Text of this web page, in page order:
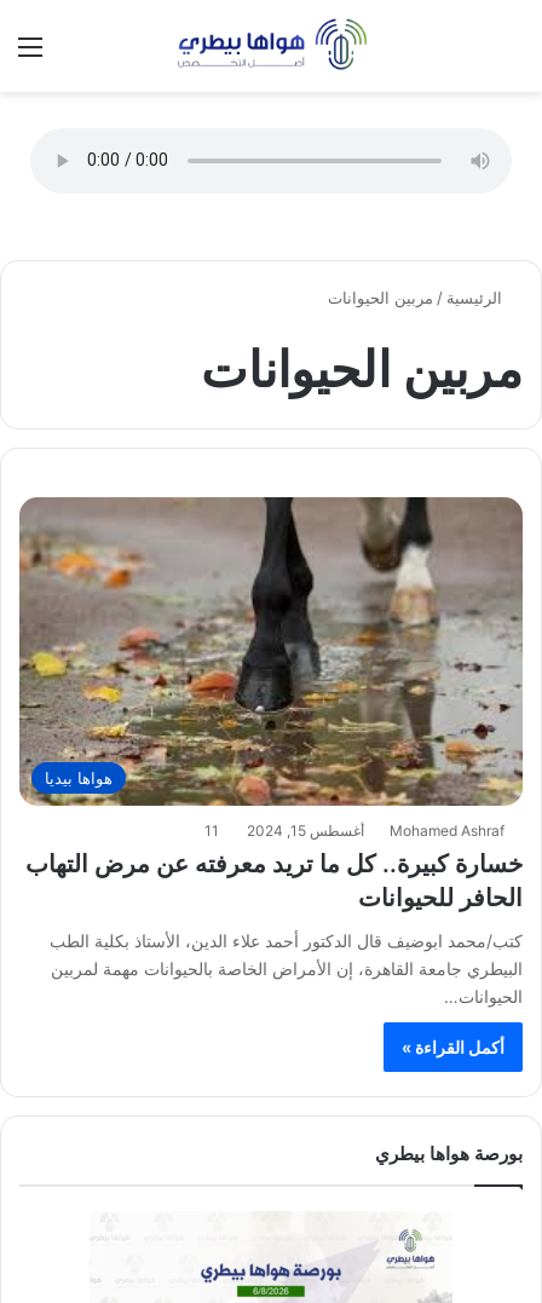
الوضع
الرئيسية / مربين الحيوانات
مربين الحيوانات
هواها بيديا
Mohamed Ashraf أغسطس 15, 2024 11
خسارة كبيرة.. كل ما تريد معرفته عن مرض التهاب
الحافر للحيوانات
كتب/محمد ابوضيف قال الدكتور أحمد علاء الدين، الأستاذ بكلية الطب
البيطري جامعة القاهرة، إن الأمراض الخاصة بالحيوانات مهمة لمربين
الحيوانات…
أكمل القراءة »
بورصة هواها بيطري